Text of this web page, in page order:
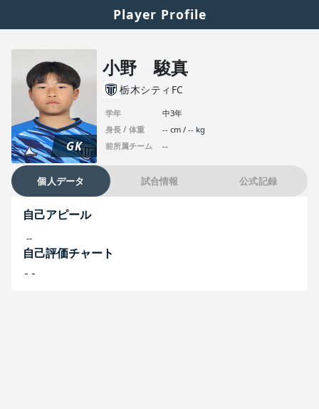
Player Profile
GK
小野 駿真
栃木シティFC
学年
中3年
身長 / 体重
-- cm / -- kg
前所属チーム
--
個人データ 試合情報 公式記録
自己アピール
--
自己評価チャート
--